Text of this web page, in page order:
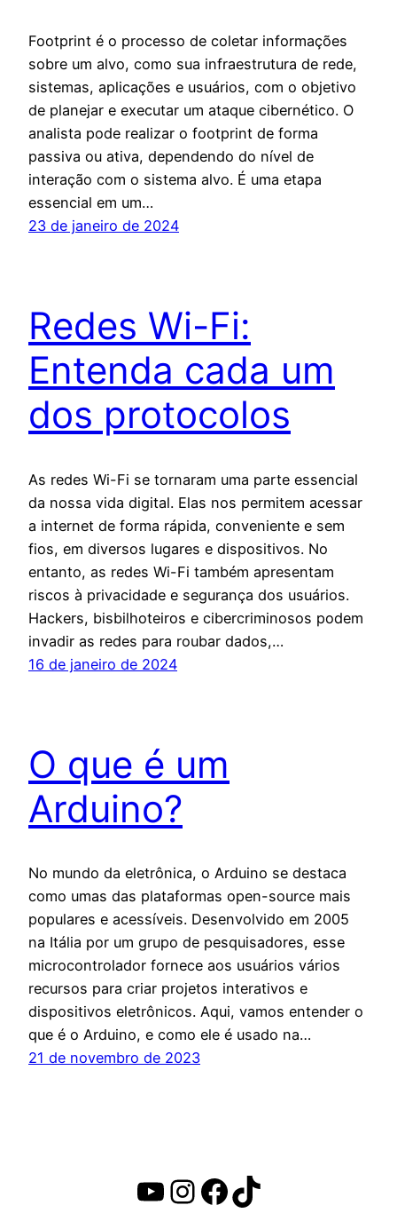
Footprint é o processo de coletar informações
sobre um alvo, como sua infraestrutura de rede,
sistemas, aplicações e usuários, com o objetivo
de planejar e executar um ataque cibernético. O
analista pode realizar o footprint de forma
passiva ou ativa, dependendo do nível de
interação com o sistema alvo. É uma etapa
essencial em um…
23 de janeiro de 2024
Redes Wi-Fi:
Entenda cada um
dos protocolos
As redes Wi-Fi se tornaram uma parte essencial
da nossa vida digital. Elas nos permitem acessar
a internet de forma rápida, conveniente e sem
fios, em diversos lugares e dispositivos. No
entanto, as redes Wi-Fi também apresentam
riscos à privacidade e segurança dos usuários.
Hackers, bisbilhoteiros e cibercriminosos podem
invadir as redes para roubar dados,…
16 de janeiro de 2024
O que é um
Arduino?
No mundo da eletrônica, o Arduino se destaca
como umas das plataformas open-source mais
populares e acessíveis. Desenvolvido em 2005
na Itália por um grupo de pesquisadores, esse
microcontrolador fornece aos usuários vários
recursos para criar projetos interativos e
dispositivos eletrônicos. Aqui, vamos entender o
que é o Arduino, e como ele é usado na…
21 de novembro de 2023
Youtube
Instagram
Facebook
TikTok